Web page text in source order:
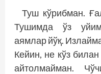
Туш кўрибман.
Тушимда ўз
аямлар йўқ.
Кейин, не кўз
айтолмайман.